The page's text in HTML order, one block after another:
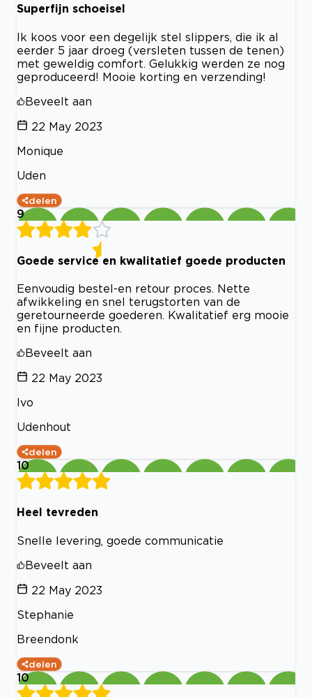
Superfijn schoeisel
Ik koos voor een degelijk stel slippers, die ik al
eerder 5 jaar droeg (versleten tussen de tenen)
met geweldig comfort. Gelukkig werden ze nog
geproduceerd! Mooie korting en verzending!
Beveelt aan
22 May 2023
Monique
Uden
delen
9
Goede service en kwalitatief goede producten
Eenvoudig bestel-en retour proces. Nette
afwikkeling en snel terugstorten van de
geretourneerde goederen. Kwalitatief erg mooie
en fijne producten.
Beveelt aan
22 May 2023
Ivo
Udenhout
delen
10
Heel tevreden
Snelle levering, goede communicatie
Beveelt aan
22 May 2023
Stephanie
Breendonk
delen
10